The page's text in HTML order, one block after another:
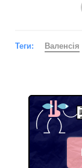
Теги: Валенсія